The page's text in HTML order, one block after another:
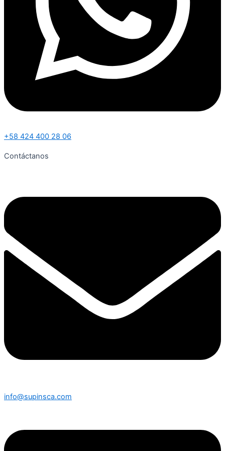
+58 424 400 28 06
Contáctanos
info@supinsca.com